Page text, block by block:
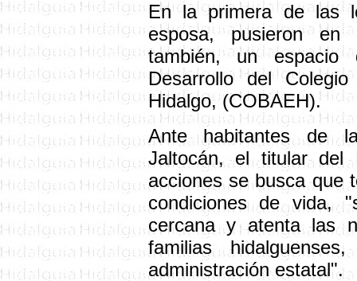
En la primera de las
esposa, pusieron en
también, un espacio
Desarrollo del
Hidalgo, (COBAEH).
Ante habitantes de
Jaltocán, el titular del
acciones se busca que
condiciones de vida,
cercana y atenta las
familias
administración estatal".